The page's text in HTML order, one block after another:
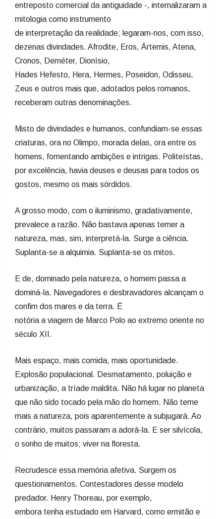
entreposto comercial da antiguidade -, internalizaram a
mitologia como instrumento
de interpretação da realidade; legaram-nos, com isso,
dezenas divindades. Afrodite, Eros, Ártemis, Atena,
Cronos, Deméter, Dionísio,
Hades Hefesto, Hera, Hermes, Poseidon, Odisseu,
Zeus e outros mais que, adotados pelos romanos,
receberam outras denominações.
Misto de divindades e humanos, confundiam-se essas
criaturas, ora no Olimpo, morada delas, ora entre os
homens, fomentando ambições e intrigas. Politeístas,
por excelência, havia deuses e deusas para todos os
gostos, mesmo os mais sórdidos.
A grosso modo, com o iluminismo, gradativamente,
prevalece a razão. Não bastava apenas temer a
natureza, mas, sim, interpretá-la. Surge a ciência.
Suplanta-se a alquimia. Suplanta-se os mitos.
E de, dominado pela natureza, o homem passa a
dominá-la. Navegadores e desbravadores alcançam o
confim dos mares e da terra. É
notória a viagem de Marco Polo ao extremo oriente no
século XII.
Mais espaço, mais comida, mais oportunidade.
Explosão populacional. Desmatamento, poluição e
urbanização, a tríade maldita. Não há lugar no planeta
que não sido tocado pela mão do homem. Não teme
mais a natureza, pois aparentemente a subjugará. Ao
contrário, muitos passaram a adorá-la. E ser silvícola,
o sonho de muitos; viver na floresta.
Recrudesce essa memória afetiva. Surgem os
questionamentos. Contestadores desse modelo
predador. Henry Thoreau, por exemplo,
embora tenha estudado em Harvard, como ermitão e